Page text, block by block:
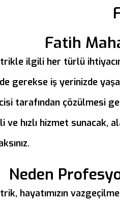
Fatih
ilgili her türlü
gerekse iş yerinizde
tarafından çözülmesi
ve hızlı hizmet sunacak,
Neden
hayatımızın